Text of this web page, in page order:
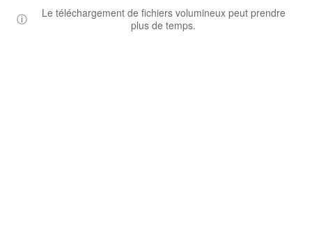
ⓘ
Le téléchargement de fichiers volumineux peut prendre
plus de temps.